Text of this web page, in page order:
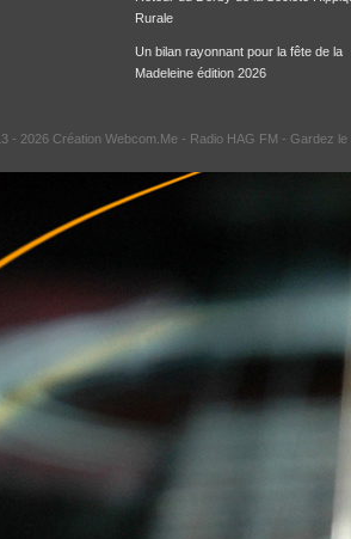
Rurale
Un bilan rayonnant pour la fête de la
Madeleine édition 2026
- 2026 Création Webcom.Me - Radio HAG FM - Gardez le